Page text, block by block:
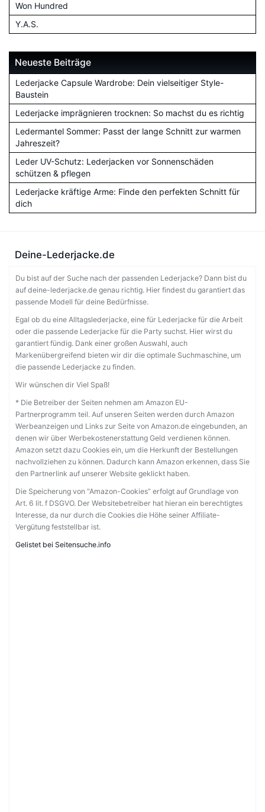
Won Hundred
Y.A.S.
Neueste Beiträge
Lederjacke Capsule Wardrobe: Dein vielseitiger Style-
Baustein
Lederjacke imprägnieren trocknen: So machst du es richtig
Ledermantel Sommer: Passt der lange Schnitt zur warmen
Jahreszeit?
Leder UV-Schutz: Lederjacken vor Sonnenschäden
schützen & pflegen
Lederjacke kräftige Arme: Finde den perfekten Schnitt für
dich
Deine-Lederjacke.de
Du bist auf der Suche nach der passenden Lederjacke? Dann bist du
auf deine-lederjacke.de genau richtig. Hier findest du garantiert das
passende Modell für deine Bedürfnisse.
Egal ob du eine Alltagslederjacke, eine für Lederjacke für die Arbeit
oder die passende Lederjacke für die Party suchst. Hier wirst du
garantiert fündig. Dank einer großen Auswahl, auch
Markenübergreifend bieten wir dir die optimale Suchmaschine, um
die passende Lederjacke zu finden.
Wir wünschen dir Viel Spaß!
* Die Betreiber der Seiten nehmen am Amazon EU-
Partnerprogramm teil. Auf unseren Seiten werden durch Amazon
Werbeanzeigen und Links zur Seite von Amazon.de eingebunden, an
denen wir über Werbekostenerstattung Geld verdienen können.
Amazon setzt dazu Cookies ein, um die Herkunft der Bestellungen
nachvollziehen zu können. Dadurch kann Amazon erkennen, dass Sie
den Partnerlink auf unserer Website geklickt haben.
Die Speicherung von “Amazon-Cookies” erfolgt auf Grundlage von
Art. 6 lit. f DSGVO. Der Websitebetreiber hat hieran ein berechtigtes
Interesse, da nur durch die Cookies die Höhe seiner Affiliate-
Vergütung feststellbar ist.
Gelistet bei Seitensuche.info